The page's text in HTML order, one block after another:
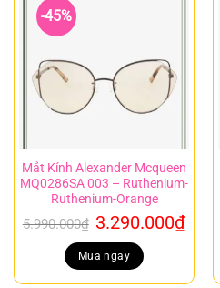
-45%
Mắt Kính Alexander Mcqueen
MQ0286SA 003 – Ruthenium-
Ruthenium-Orange
5.990.000₫ Giá
gốc
là:
5.990.000₫.
3.290.000₫Giá
là:
Mua ngay